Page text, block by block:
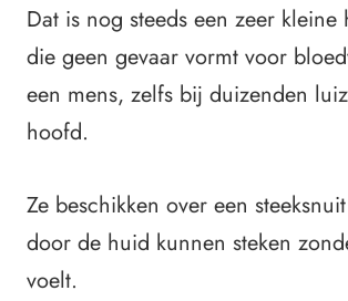
Dat is nog steeds een zeer kleine
die geen gevaar vormt voor
een mens, zelfs bij duizenden
hoofd.
Ze beschikken over een
door de huid kunnen steken
voelt.